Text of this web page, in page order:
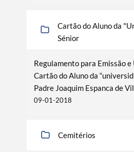
Cartão do Aluno da
Sénior
Regulamento para Emissão
Cartão do Aluno da
Padre Joaquim Espanca de
09-01-2018
Cemitérios